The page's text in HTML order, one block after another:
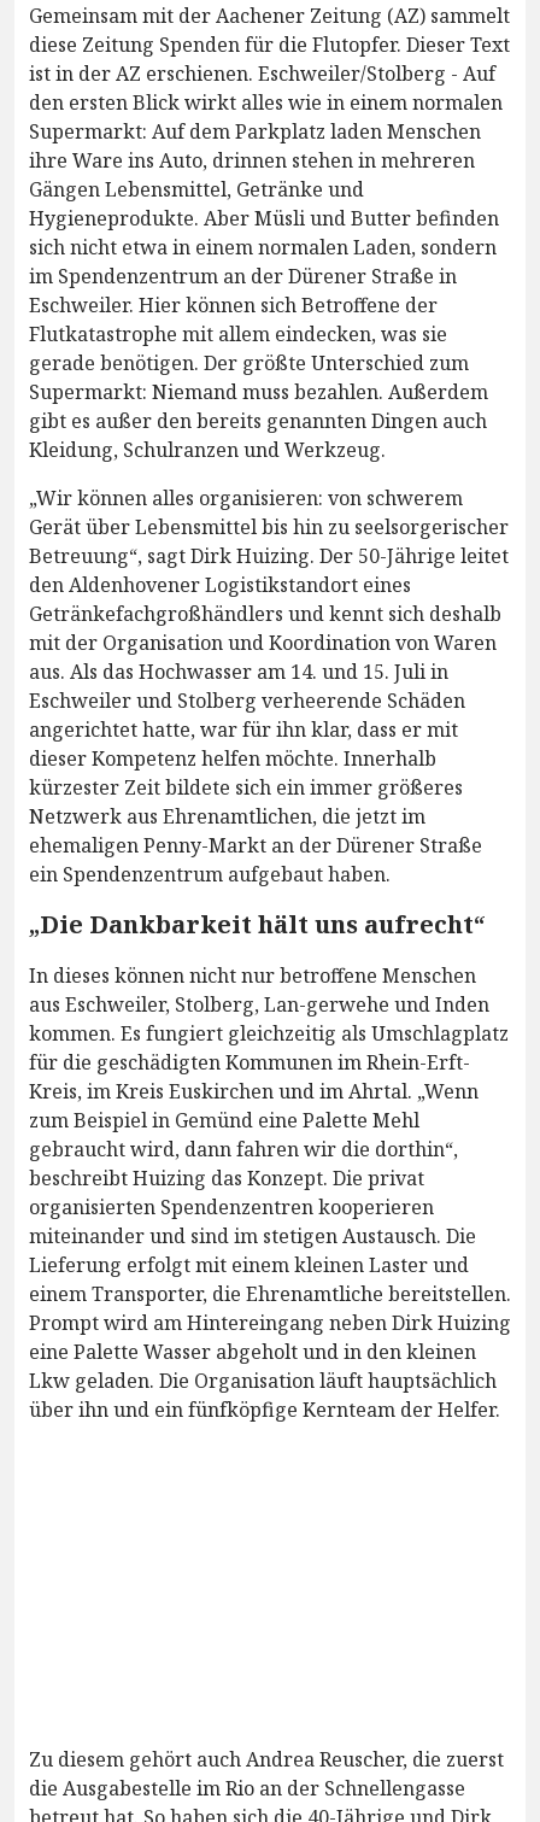
Gemeinsam mit der Aachener Zeitung (AZ) sammelt
diese Zeitung Spenden für die Flutopfer. Dieser Text
ist in der AZ erschienen. Eschweiler/Stolberg - Auf
den ersten Blick wirkt alles wie in einem normalen
Supermarkt: Auf dem Parkplatz laden Menschen
ihre Ware ins Auto, drinnen stehen in mehreren
Gängen Lebensmittel, Getränke und
Hygieneprodukte. Aber Müsli und Butter befinden
sich nicht etwa in einem normalen Laden, sondern
im Spendenzentrum an der Dürener Straße in
Eschweiler. Hier können sich Betroffene der
Flutkatastrophe mit allem eindecken, was sie
gerade benötigen. Der größte Unterschied zum
Supermarkt: Niemand muss bezahlen. Außerdem
gibt es außer den bereits genannten Dingen auch
Kleidung, Schulranzen und Werkzeug.
„Wir können alles organisieren: von schwerem
Gerät über Lebensmittel bis hin zu seelsorgerischer
Betreuung“, sagt Dirk Huizing. Der 50-Jährige leitet
den Aldenhovener Logistikstandort eines
Getränkefachgroßhändlers und kennt sich deshalb
mit der Organisation und Koordination von Waren
aus. Als das Hochwasser am 14. und 15. Juli in
Eschweiler und Stolberg verheerende Schäden
angerichtet hatte, war für ihn klar, dass er mit
dieser Kompetenz helfen möchte. Innerhalb
kürzester Zeit bildete sich ein immer größeres
Netzwerk aus Ehrenamtlichen, die jetzt im
ehemaligen Penny-Markt an der Dürener Straße
ein Spendenzentrum aufgebaut haben.
„Die Dankbarkeit hält uns aufrecht“
In dieses können nicht nur betroffene Menschen
aus Eschweiler, Stolberg, Lan-gerwehe und Inden
kommen. Es fungiert gleichzeitig als Umschlagplatz
für die geschädigten Kommunen im Rhein-Erft-
Kreis, im Kreis Euskirchen und im Ahrtal. „Wenn
zum Beispiel in Gemünd eine Palette Mehl
gebraucht wird, dann fahren wir die dorthin“,
beschreibt Huizing das Konzept. Die privat
organisierten Spendenzentren kooperieren
miteinander und sind im stetigen Austausch. Die
Lieferung erfolgt mit einem kleinen Laster und
einem Transporter, die Ehrenamtliche bereitstellen.
Prompt wird am Hintereingang neben Dirk Huizing
eine Palette Wasser abgeholt und in den kleinen
Lkw geladen. Die Organisation läuft hauptsächlich
über ihn und ein fünfköpfige Kernteam der Helfer.
Zu diesem gehört auch Andrea Reuscher, die zuerst
die Ausgabestelle im Rio an der Schnellengasse
betreut hat. So haben sich die 40-Jährige und Dirk